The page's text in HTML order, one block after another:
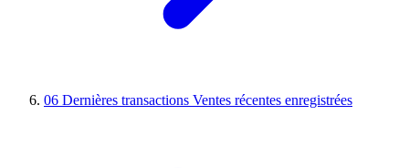
06 Dernières transactions Ventes récentes enregistrées